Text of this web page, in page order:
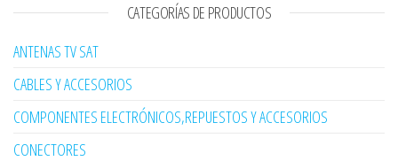
CATEGORÍAS DE PRODUCTOS
ANTENAS TV SAT
CABLES Y ACCESORIOS
COMPONENTES ELECTRÓNICOS,REPUESTOS Y ACCESORIOS
CONECTORES